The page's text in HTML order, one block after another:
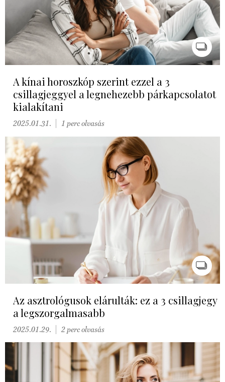
A kínai horoszkóp szerint ezzel a 3
csillagjeggyel a legnehezebb párkapcsolatot
kialakítani
2025.01.31. 1 perc olvasás
Az asztrológusok elárulták: ez a 3 csillagjegy
a legszorgalmasabb
2025.01.29. 2 perc olvasás